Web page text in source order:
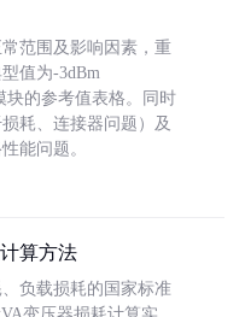
范围及影响因素，重
值为-3dBm
块的参考值表格。同时
耗、连接器问题）及
能问题。
算方法
负载损耗的国家标准